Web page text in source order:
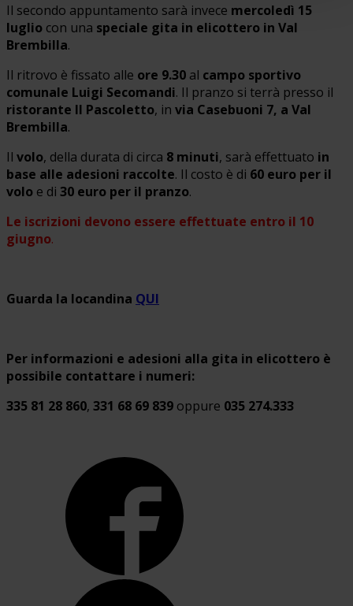
Il secondo appuntamento sarà invece mercoledì 15
luglio con una speciale gita in elicottero in Val
Brembilla.
Il ritrovo è fissato alle ore 9.30 al campo sportivo
comunale Luigi Secomandi. Il pranzo si terrà presso il
ristorante Il Pascoletto, in via Casebuoni 7, a Val
Brembilla.
Il volo, della durata di circa 8 minuti, sarà effettuato in
base alle adesioni raccolte. Il costo è di 60 euro per il
volo e di 30 euro per il pranzo.
Le iscrizioni devono essere effettuate entro il 10
giugno.
Guarda la locandina QUI
Per informazioni e adesioni alla gita in elicottero è
possibile contattare i numeri:
335 81 28 860, 331 68 69 839 oppure 035 274.333